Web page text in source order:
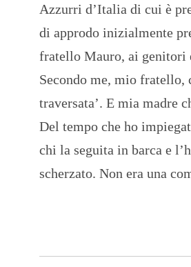
Azzurri d’Italia di cui è
di approdo inizialmente
fratello Mauro, ai genitori
Secondo me, mio fratello,
traversata’. E mia madre
Del tempo che ho
chi la seguita in barca e
scherzato. Non era una